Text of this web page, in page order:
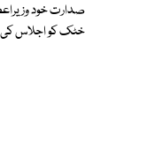
صدارت خود
خٹک کو اجلاس کی